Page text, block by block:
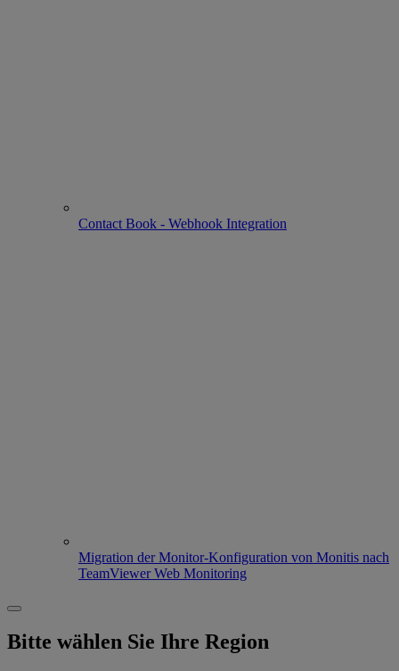
Contact Book - Webhook Integration
Migration der Monitor-Konfiguration von Monitis nach
TeamViewer Web Monitoring
Bitte wählen Sie Ihre Region